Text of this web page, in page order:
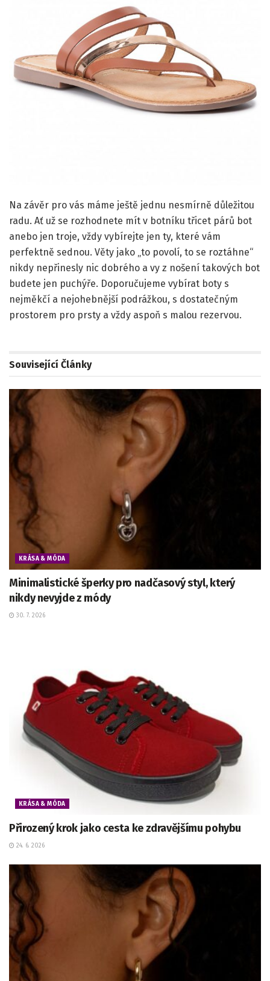
Na závěr pro vás máme ještě jednu nesmírně důležitou
radu. Ať už se rozhodnete mít v botníku třicet párů bot
anebo jen troje, vždy vybírejte jen ty, které vám
perfektně sednou. Věty jako „to povolí, to se roztáhne“
nikdy nepřinesly nic dobrého a vy z nošení takových bot
budete jen puchýře. Doporučujeme vybírat boty s
nejměkčí a nejohebnější podrážkou, s dostatečným
prostorem pro prsty a vždy aspoň s malou rezervou.
Související Články
KRÁSA & MÓDA
Minimalistické šperky pro nadčasový styl, který
nikdy nevyjde z módy
30. 7. 2026
KRÁSA & MÓDA
Přirozený krok jako cesta ke zdravějšímu pohybu
24. 6. 2026